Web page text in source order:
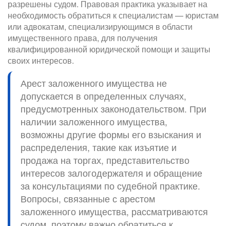
разрешены судом. Правовая практика указывает на
необходимость обратиться к специалистам — юристам
или адвокатам, специализирующимся в области
имущественного права, для получения
квалифицированной юридической помощи и защиты
своих интересов.
Арест заложенного имущества не
допускается в определенных случаях,
предусмотренных законодательством. При
наличии заложенного имущества,
возможны другие формы его взыскания и
распределения, такие как изъятие и
продажа на торгах, представительство
интересов залогодержателя и обращение
за консультациями по судебной практике.
Вопросы, связанные с арестом
заложенного имущества, рассматриваются